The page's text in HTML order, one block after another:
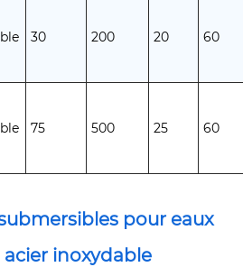
30 200 20 60
75 500 25 60
pour eaux
acier inoxydable